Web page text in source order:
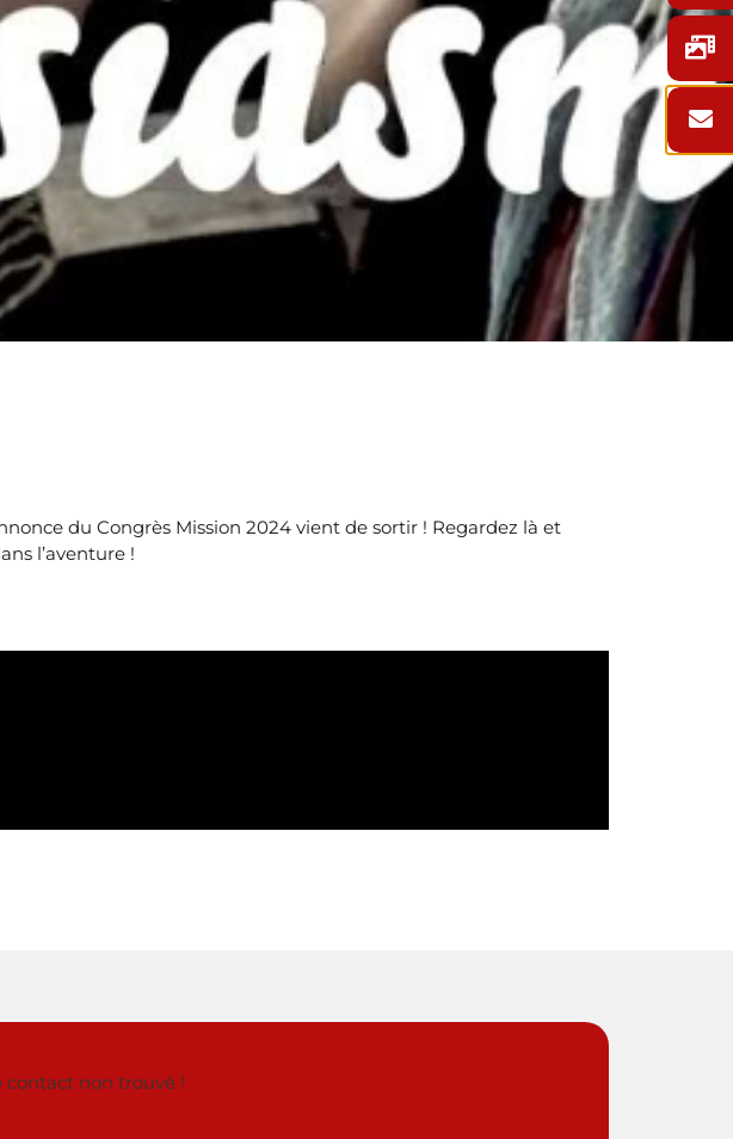
du Congrès Mission 2024 vient de sortir ! Regardez là et
l’aventure !
non trouvé !